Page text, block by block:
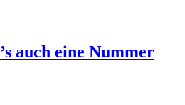
auch eine Nummer